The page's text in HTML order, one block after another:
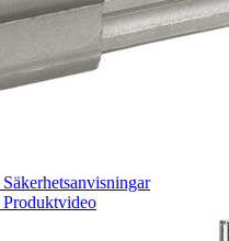
Säkerhetsanvisningar
Produktvideo